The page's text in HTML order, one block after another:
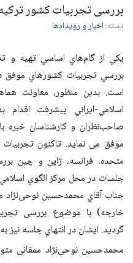
بررسی تجربیات کشور
دسته:اخبار و رویدادها
يكي از گام‌هاي اساسي تهيه و
بررسي تجربيات كشورهاي موفق
است. بدين منظور، معاونت
اسلامي-ايراني پيشرفت اقدام
صاحب‌نظران و كارشناسان
موفق می نماید. تاكنون تجربيات
متحده، فرانسه، ژاپن و چين
جلسات در محل مركز الگوي
جناب آقاي محمدحسین نوحی‌نژاد
خارجه) با موضوع بررسی
گرديد. ايشان در انتهاي جلسه